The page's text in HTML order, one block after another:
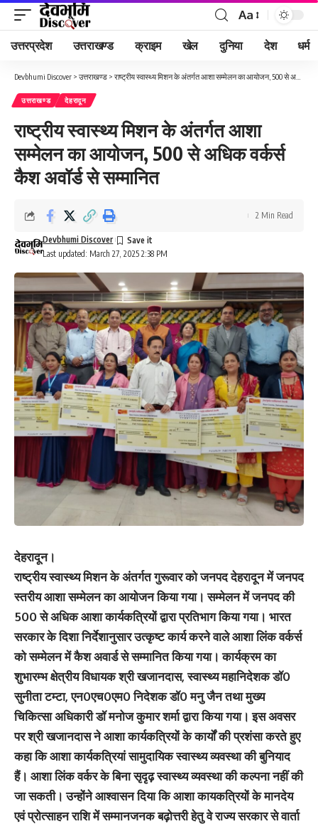
Font
Resizer
Aa
उत्तरप्रदेश उत्तराखण्ड क्राइम खेल दुनिया देश धर्म
Devbhumi Discover > उत्तराखण्ड > राष्ट्रीय स्वास्थ्य मिशन के अंतर्गत आशा सम्मेलन का आयोजन, 500 से अधिक वर्कर्स कैश अवॉर्ड से सम्मानित
उत्तराखण्ड देहरादून
राष्ट्रीय स्वास्थ्य मिशन के अंतर्गत आशा
सम्मेलन का आयोजन, 500 से अधिक वर्कर्स
कैश अवॉर्ड से सम्मानित
Last updated: March 27, 2025 2:38 PM
Devbhumi Discover
2 Min Read
देहरादून।
राष्ट्रीय स्वास्थ्य मिशन के अंतर्गत गुरूवार को जनपद देहरादून में जनपद
स्तरीय आशा सम्मेलन का आयोजन किया गया। सम्मेलन में जनपद की
500 से अधिक आशा कार्यकत्रियों द्वारा प्रतिभाग किया गया। भारत
सरकार के दिशा निर्देशानुसार उत्कृष्ट कार्य करने वाले आशा लिंक वर्कर्स
को सम्मेलन में कैश अवार्ड से सम्मानित किया गया। कार्यक्रम का
शुभारम्भ क्षेत्रीय विधायक श्री खजानदास, स्वास्थ्य महानिदेशक डॉ0
सुनीता टम्टा, एन0एच0एम0 निदेशक डॉ0 मनु जैन तथा मुख्य
चिकित्सा अधिकारी डॉ मनोज कुमार शर्मा द्वारा किया गया। इस अवसर
पर श्री खजानदास ने आशा कार्यकत्रियों के कार्यों की प्रशंसा करते हुए
कहा कि आशा कार्यकत्रियां सामुदायिक स्वास्थ्य व्यवस्था की बुनियाद
हैं। आशा लिंक वर्कर के बिना सृदृढ़ स्वास्थ्य व्यवस्था की कल्पना नहीं की
जा सकती। उन्होंने आश्वासन दिया कि आशा कायकत्रियों के मानदेय
एवं प्रोत्साहन राशि में सम्मानजनक बढ़ोत्तरी हेतु वे राज्य सरकार से वार्ता